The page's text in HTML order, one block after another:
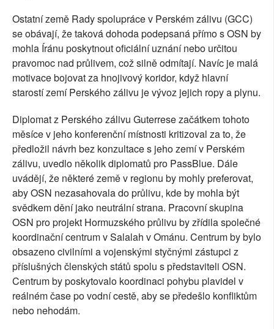
Ostatní země Rady spolupráce v Perském zálivu (GCC)
se obávají, že taková dohoda podepsaná přímo s OSN by
mohla Íránu poskytnout oficiální uznání nebo určitou
pravomoc nad průlivem, což silně odmítají. Navíc je malá
motivace bojovat za hnojivový koridor, když hlavní
starostí zemí Perského zálivu je vývoz jejich ropy a plynu.
Diplomat z Perského zálivu Guterrese začátkem tohoto
měsíce v jeho konferenční místnosti kritizoval za to, že
předložil návrh bez konzultace s jeho zemí v Perském
zálivu, uvedlo několik diplomatů pro PassBlue. Dále
uvádějí, že některé země v regionu by mohly preferovat,
aby OSN nezasahovala do průlivu, kde by mohla být
svědkem dění jako neutrální strana. Pracovní skupina
OSN pro projekt Hormuzského průlivu by zřídila společné
koordinační centrum v Salalah v Ománu. Centrum by bylo
obsazeno civilními a vojenskými styčnými zástupci z
příslušných členských států spolu s představiteli OSN.
Centrum by poskytovalo koordinaci pohybu plavidel v
reálném čase po vodní cestě, aby se předešlo konfliktům
nebo nehodám.